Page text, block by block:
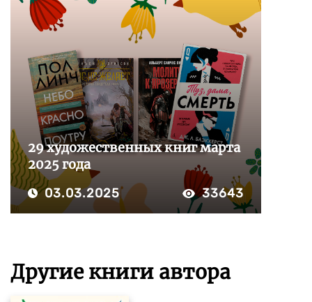
29 художественных книг марта
2025 года
03.03.2025 33643
Другие книги автора